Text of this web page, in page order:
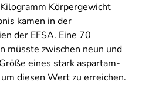
Körpergewicht
kamen in der
der EFSA. Eine 70
müsste zwischen neun und
eines stark aspartam-
diesen Wert zu erreichen.